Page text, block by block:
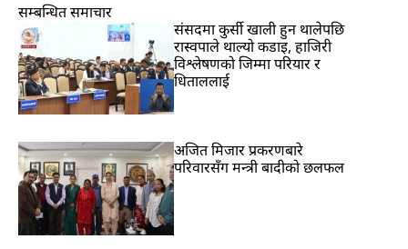
सम्बन्धित समाचार
संसदमा कुर्सी खाली हुन थालेपछि
रास्वपाले थाल्यो कडाइ, हाजिरी
विश्लेषणको जिम्मा परियार र
धिताललाई
अजित मिजार प्रकरणबारे
परिवारसँग मन्त्री बादीको छलफल